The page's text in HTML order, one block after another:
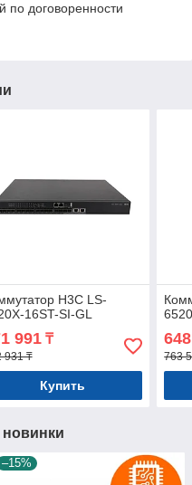
по договоренности
H3C LS-
16ST-SI-GL
991₸
931 ₸
Купить
763
–15%